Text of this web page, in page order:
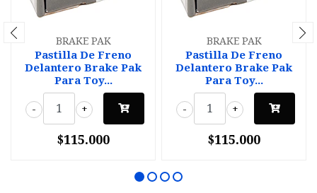
BRAKE PAK
Pastilla De Freno
Delantero Brake Pak
Para Toy...
+
-
$115.000
BRAKE PAK
Pastilla De Freno
Delantero Brake Pak
Para Toy...
+
-
$115.000